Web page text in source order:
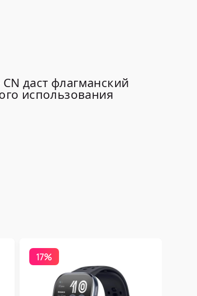
даст флагманский
использования
17%